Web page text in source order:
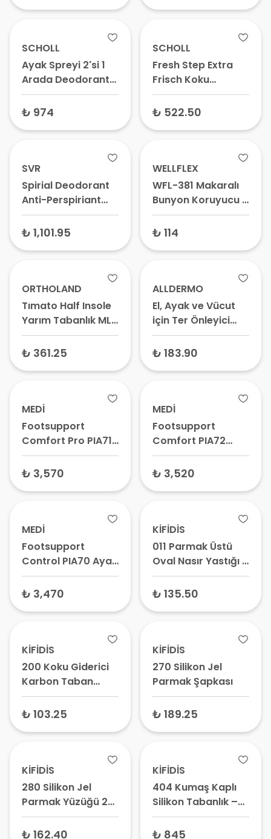
SCHOLL
Ayak Spreyi 2'si 1
Arada Deodorant
150 ml
₺ 974
SCHOLL
Fresh Step Extra
Frisch Koku
Önleyici Ayak
Deodorantı 150 ml
₺ 522.50
SVR
Spirial Deodorant
Anti-Perspiriant
Cream Terleme
Önleyici Krem 50
₺ 1,101.95
WELLFLEX
WFL-381 Makaralı
Bunyon Koruyucu –
Hallux Valgus
Desteği, Ayak Baş
₺ 114
ORTHOLAND
Tımato Half Insole
Yarım Tabanlık ML-
1564
₺ 361.25
ALLDERMO
El, Ayak ve Vücut
için Ter Önleyici
Sprey 60 ml
₺ 183.90
MEDİ
Footsupport
Comfort Pro PIA71
Ayak Desteği
Tabanlık –
₺ 3,570
MEDİ
Footsupport
Comfort PIA72
Ayak Desteği
Tabanlık – Ayak
₺ 3,520
MEDİ
Footsupport
Control PIA70 Ayak
Desteği Tabanlık –
Ortopedik Ark
₺ 3,470
KİFİDİS
011 Parmak Üstü
Oval Nasır Yastığı 9
Adet
₺ 135.50
KİFİDİS
200 Koku Giderici
Karbon Taban
Astarı
₺ 103.25
KİFİDİS
270 Silikon Jel
Parmak Şapkası
₺ 189.25
KİFİDİS
280 Silikon Jel
Parmak Yüzüğü 2
Adet
₺ 162.40
KİFİDİS
404 Kumaş Kaplı
Silikon Tabanlık –
Topuk Dikeni
Tabanlığı,
₺ 845